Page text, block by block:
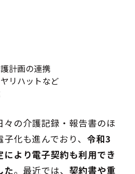
計画の連携
リハットなど
々の介護記録・報告書のほ
化も進んでおり、 令和3
により電子契約も利用でき
た。最近では、 契約書や重